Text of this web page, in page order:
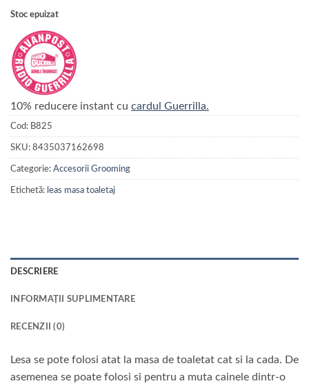
Stoc epuizat
10% reducere instant cu cardul Guerrilla.
Cod: B825
SKU: 8435037162698
Categorie: Accesorii Grooming
Etichetă: leas masa toaletaj
DESCRIERE
INFORMAȚII SUPLIMENTARE
RECENZII (0)
Lesa se pote folosi atat la masa de toaletat cat si la cada. De
asemenea se poate folosi si pentru a muta cainele dintr-o